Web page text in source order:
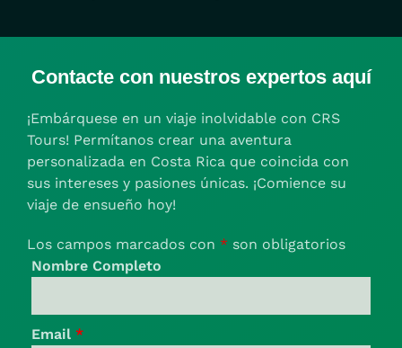
Contacte con nuestros expertos aquí
¡Embárquese en un viaje inolvidable con CRS
Tours! Permítanos crear una aventura
personalizada en Costa Rica que coincida con
sus intereses y pasiones únicas. ¡Comience su
viaje de ensueño hoy!
Los campos marcados con * son obligatorios
Nombre Completo
Email *